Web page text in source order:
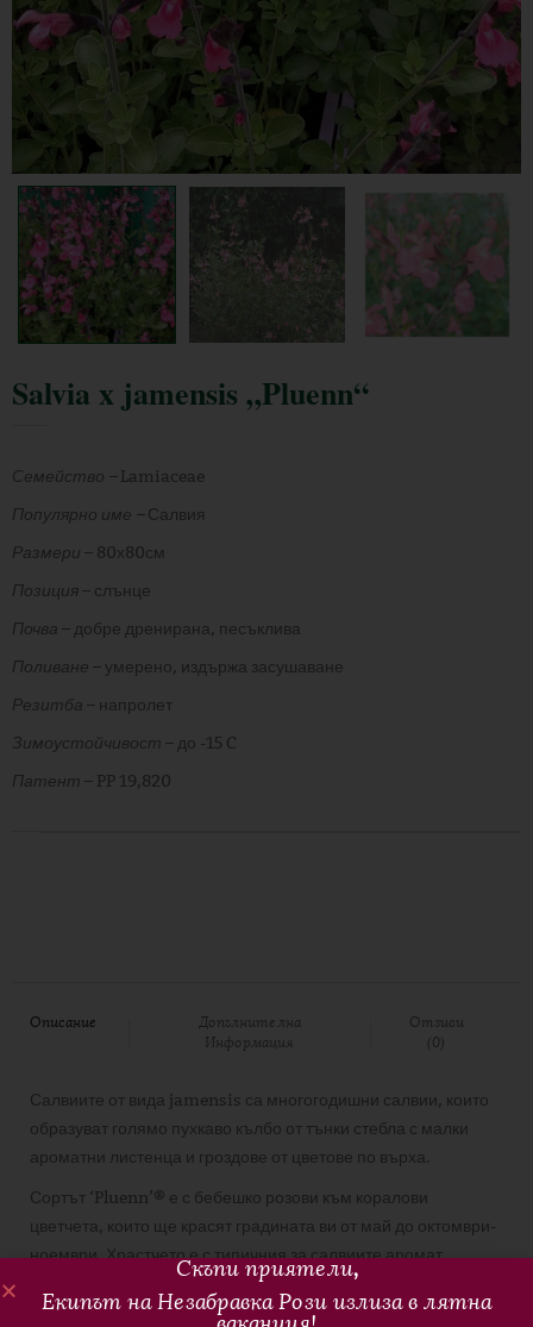
Salvia x jamensis „Pluenn“
Семейство –Lamiaceae
Популярно име –Салвия
Размери – 80х80см
Позиция– слънце
Почва – добре дренирана, песъклива
Поливане – умерено, издържа засушаване
Резитба – напролет
Зимоустойчивост – до -15 C
Патент – PP 19,820
Описание
Допълнителна
Информация
Отзиви
(0)
Салвиите от вида jamensis са многогодишни салвии, които
образуват голямо пухкаво кълбо от тънки стебла с малки
ароматни листенца и гроздове от цветове по върха.
Сортът ‘Pluenn’® е с бебешко розови към коралови
цветчета, които ще красят градината ви от май до октомври-
ноември. Храстчето е с типичния за салвиите аромат.
Салвията предпочита пълно слънце и лека, песъклива,
добре дренирана почва. Поливайте умерено, не
Скъпи приятели,
Екипът на Незабравка Рози излиза в лятна